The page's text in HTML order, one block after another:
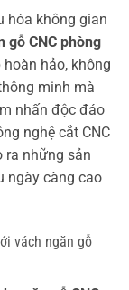
hóa không gian
gỗ CNC phòng
hảo, không
minh mà
nhấn độc đáo
nghệ cắt CNC
ra những sản
ngày càng cao
vách ngăn gỗ